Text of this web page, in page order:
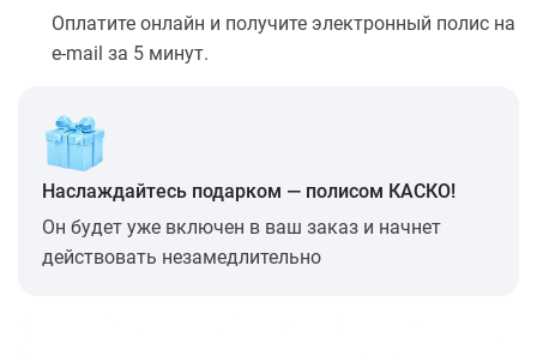
Оплатите онлайн и получите электронный полис на
e-mail за 5 минут.
Наслаждайтесь подарком — полисом КАСКО!
Он будет уже включен в ваш заказ и начнет
действовать незамедлительно